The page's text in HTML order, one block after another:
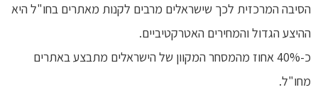
הסיבה המרכזית לכך שישראלים מרבים לקנות מאתרים בחו"ל היא
ההיצע הגדול והמחירים האטרקטיביים.
כ-40% אחוז מהמסחר המקוון של הישראלים מתבצע באתרים
מחו"ל.